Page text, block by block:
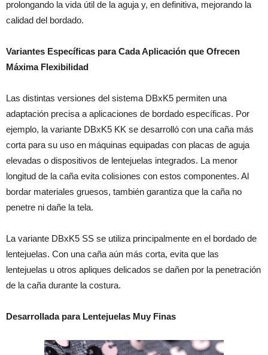
prolongando la vida útil de la aguja y, en definitiva, mejorando la
calidad del bordado.
Variantes Específicas para Cada Aplicación que Ofrecen
Máxima Flexibilidad
Las distintas versiones del sistema DBxK5 permiten una
adaptación precisa a aplicaciones de bordado específicas. Por
ejemplo, la variante DBxK5 KK se desarrolló con una caña más
corta para su uso en máquinas equipadas con placas de aguja
elevadas o dispositivos de lentejuelas integrados. La menor
longitud de la caña evita colisiones con estos componentes. Al
bordar materiales gruesos, también garantiza que la caña no
penetre ni dañe la tela.
La variante DBxK5 SS se utiliza principalmente en el bordado de
lentejuelas. Con una caña aún más corta, evita que las
lentejuelas u otros apliques delicados se dañen por la penetración
de la caña durante la costura.
Desarrollada para Lentejuelas Muy Finas